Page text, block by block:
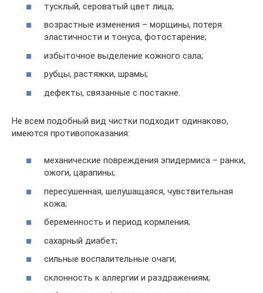
тусклый, сероватый цвет лица;
возрастные изменения – морщины, потеря
эластичности и тонуса, фотостарение;
избыточное выделение кожного сала;
рубцы, растяжки, шрамы;
дефекты, связанные с постакне.
Не всем подобный вид чистки подходит одинаково,
имеются противопоказания:
механические повреждения эпидермиса – ранки,
ожоги, царапины;
пересушенная, шелушащаяся, чувствительная
кожа;
беременность и период кормления;
сахарный диабет;
сильные воспалительные очаги;
склонность к аллергии и раздражениям;